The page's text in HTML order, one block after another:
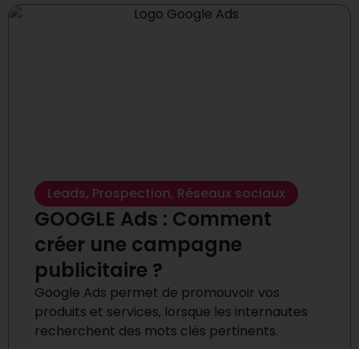
Leads, Prospection, Réseaux sociaux
GOOGLE Ads : Comment
créer une campagne
publicitaire ?
Google Ads permet de promouvoir vos
produits et services, lorsque les internautes
recherchent des mots clés pertinents.